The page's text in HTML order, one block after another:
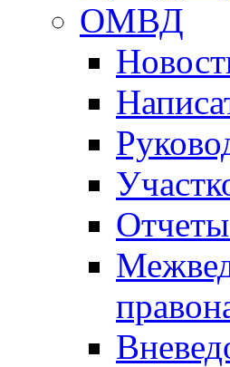
ОМВД
Отчеты